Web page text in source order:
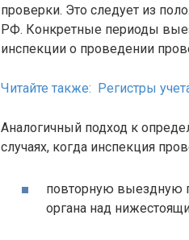
проверки. Это следует из
РФ. Конкретные периоды
инспекции о проведении
Читайте также: Регистры
Аналогичный подход к
случаях, когда инспекция
повторную выездную
органа над